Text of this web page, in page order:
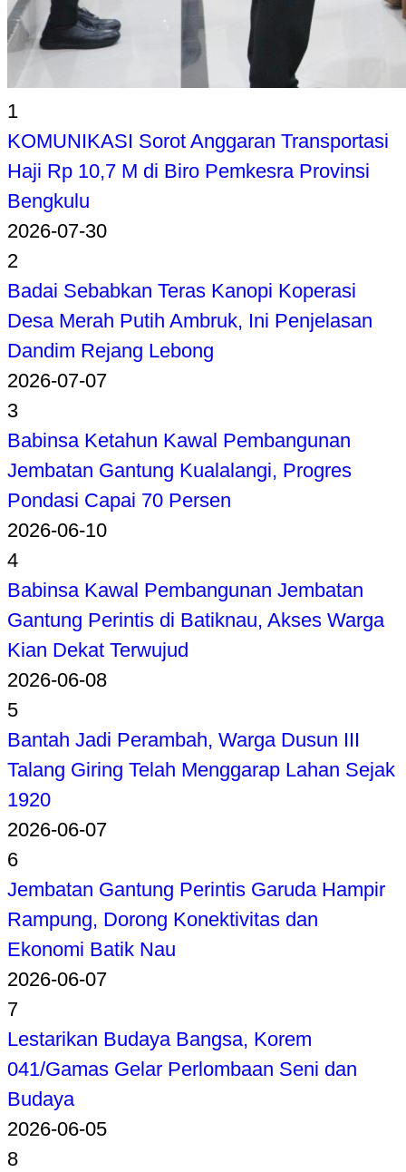
1
KOMUNIKASI Sorot Anggaran Transportasi
Haji Rp 10,7 M di Biro Pemkesra Provinsi
Bengkulu
2026-07-30
2
Badai Sebabkan Teras Kanopi Koperasi
Desa Merah Putih Ambruk, Ini Penjelasan
Dandim Rejang Lebong
2026-07-07
3
Babinsa Ketahun Kawal Pembangunan
Jembatan Gantung Kualalangi, Progres
Pondasi Capai 70 Persen
2026-06-10
4
Babinsa Kawal Pembangunan Jembatan
Gantung Perintis di Batiknau, Akses Warga
Kian Dekat Terwujud
2026-06-08
5
Bantah Jadi Perambah, Warga Dusun III
Talang Giring Telah Menggarap Lahan Sejak
1920
2026-06-07
6
Jembatan Gantung Perintis Garuda Hampir
Rampung, Dorong Konektivitas dan
Ekonomi Batik Nau
2026-06-07
7
Lestarikan Budaya Bangsa, Korem
041/Gamas Gelar Perlombaan Seni dan
Budaya
2026-06-05
8